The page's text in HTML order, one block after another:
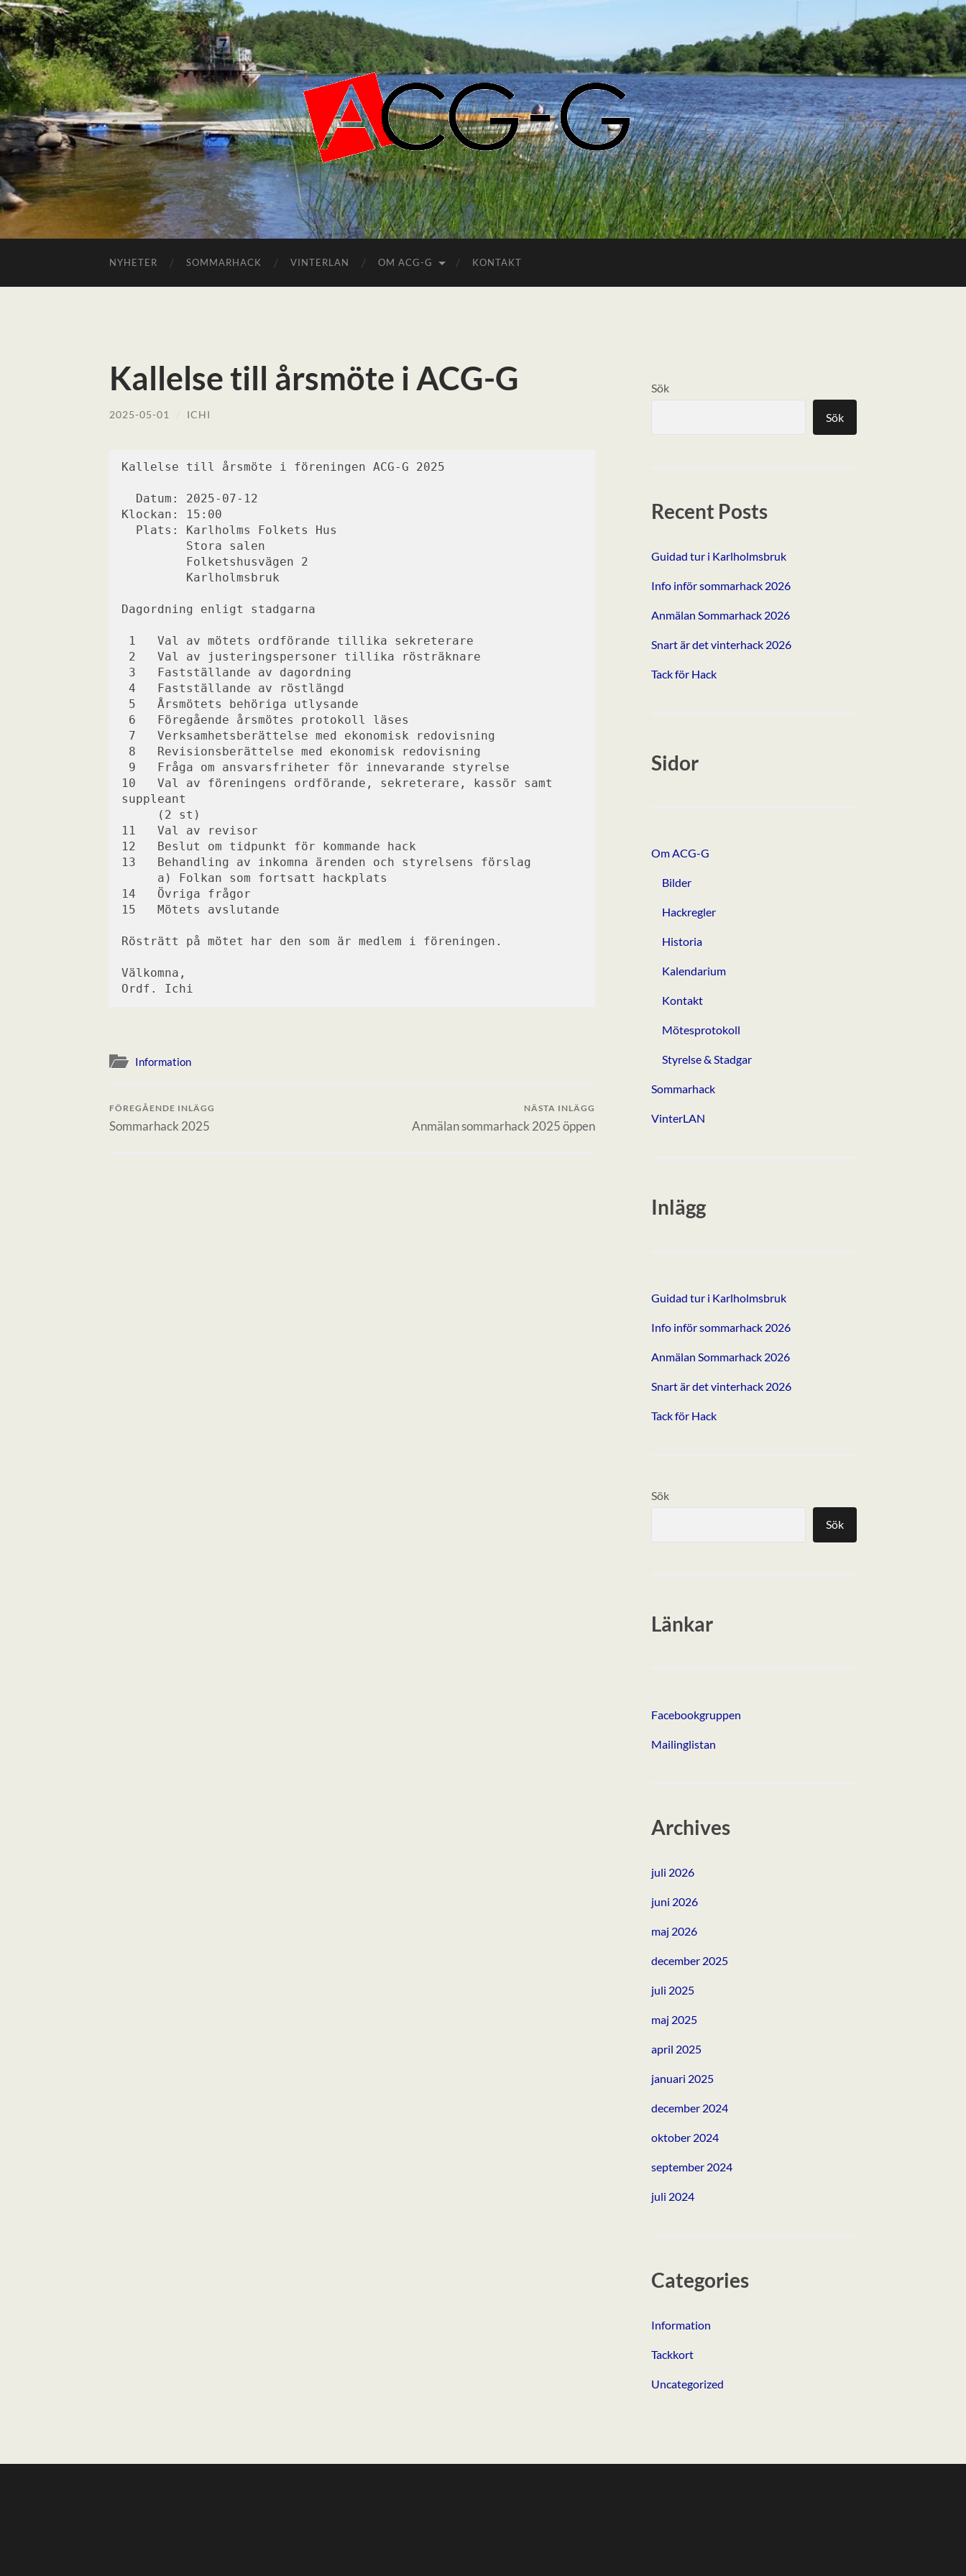
ACGG.SE
NYHETER SOMMARHACK VINTERLAN OM ACG-G KONTAKT
Kallelse till årsmöte i ACG-G
2025-05-01 ICHI
Kallelse till årsmöte i föreningen ACG-G 2025
  Datum: 2025-07-12
Klockan: 15:00
  Plats: Karlholms Folkets Hus
         Stora salen
         Folketshusvägen 2
         Karlholmsbruk
Dagordning enligt stadgarna
1   Val av mötets ordförande tillika sekreterare
2   Val av justeringspersoner tillika rösträknare
3   Fastställande av dagordning
4   Fastställande av röstlängd
5   Årsmötets behöriga utlysande
6   Föregående årsmötes protokoll läses
7   Verksamhetsberättelse med ekonomisk redovisning
8   Revisionsberättelse med ekonomisk redovisning
9   Fråga om ansvarsfriheter för innevarande styrelse
10   Val av föreningens ordförande, sekreterare, kassör samt
suppleant
     (2 st)
11   Val av revisor
12   Beslut om tidpunkt för kommande hack
13   Behandling av inkomna ärenden och styrelsens förslag
     a) Folkan som fortsatt hackplats
14   Övriga frågor
15   Mötets avslutande
Rösträtt på mötet har den som är medlem i föreningen.
Välkomna,
Ordf. Ichi
Information
FÖREGÅENDE INLÄGG
Sommarhack 2025
NÄSTA INLÄGG
Anmälan sommarhack 2025 öppen
Sök
Sök
Recent Posts
Guidad tur i Karlholmsbruk
Info inför sommarhack 2026
Anmälan Sommarhack 2026
Snart är det vinterhack 2026
Tack för Hack
Sidor
Om ACG-G
Bilder
Hackregler
Historia
Kalendarium
Kontakt
Mötesprotokoll
Styrelse & Stadgar
Sommarhack
VinterLAN
Inlägg
Guidad tur i Karlholmsbruk
Info inför sommarhack 2026
Anmälan Sommarhack 2026
Snart är det vinterhack 2026
Tack för Hack
Sök
Sök
Länkar
Facebookgruppen
Mailinglistan
Archives
juli 2026
juni 2026
maj 2026
december 2025
juli 2025
maj 2025
april 2025
januari 2025
december 2024
oktober 2024
september 2024
juli 2024
Categories
Information
Tackkort
Uncategorized